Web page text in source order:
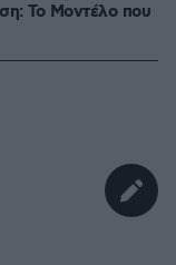
Το Mοντέλο που